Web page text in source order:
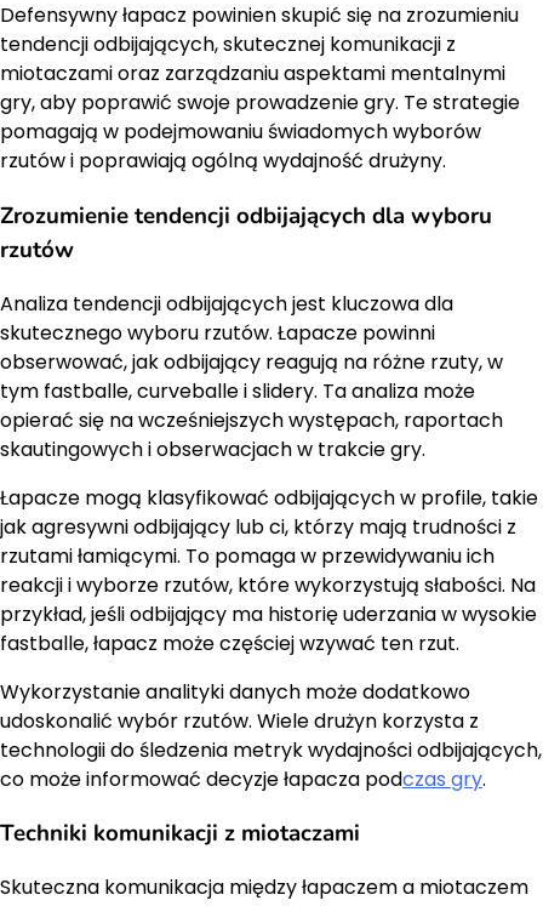
Defensywny łapacz powinien skupić się na zrozumieniu
tendencji odbijających, skutecznej komunikacji z
miotaczami oraz zarządzaniu aspektami mentalnymi
gry, aby poprawić swoje prowadzenie gry. Te strategie
pomagają w podejmowaniu świadomych wyborów
rzutów i poprawiają ogólną wydajność drużyny.
Zrozumienie tendencji odbijających dla wyboru
rzutów
Analiza tendencji odbijających jest kluczowa dla
skutecznego wyboru rzutów. Łapacze powinni
obserwować, jak odbijający reagują na różne rzuty, w
tym fastballe, curveballe i slidery. Ta analiza może
opierać się na wcześniejszych występach, raportach
skautingowych i obserwacjach w trakcie gry.
Łapacze mogą klasyfikować odbijających w profile, takie
jak agresywni odbijający lub ci, którzy mają trudności z
rzutami łamiącymi. To pomaga w przewidywaniu ich
reakcji i wyborze rzutów, które wykorzystują słabości. Na
przykład, jeśli odbijający ma historię uderzania w wysokie
fastballe, łapacz może częściej wzywać ten rzut.
Wykorzystanie analityki danych może dodatkowo
udoskonalić wybór rzutów. Wiele drużyn korzysta z
technologii do śledzenia metryk wydajności odbijających,
co może informować decyzje łapacza podczas gry.
Techniki komunikacji z miotaczami
Skuteczna komunikacja między łapaczem a miotaczem